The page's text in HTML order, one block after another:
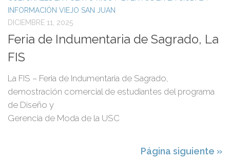
INFORMACIÓN VIEJO SAN JUAN
DICIEMBRE 11, 2025
Feria de Indumentaria de Sagrado, La
FIS
La FIS – Feria de Indumentaria de Sagrado,
demostración comercial de estudiantes del programa
de Diseño y
Gerencia de Moda de la USC
Página siguiente »